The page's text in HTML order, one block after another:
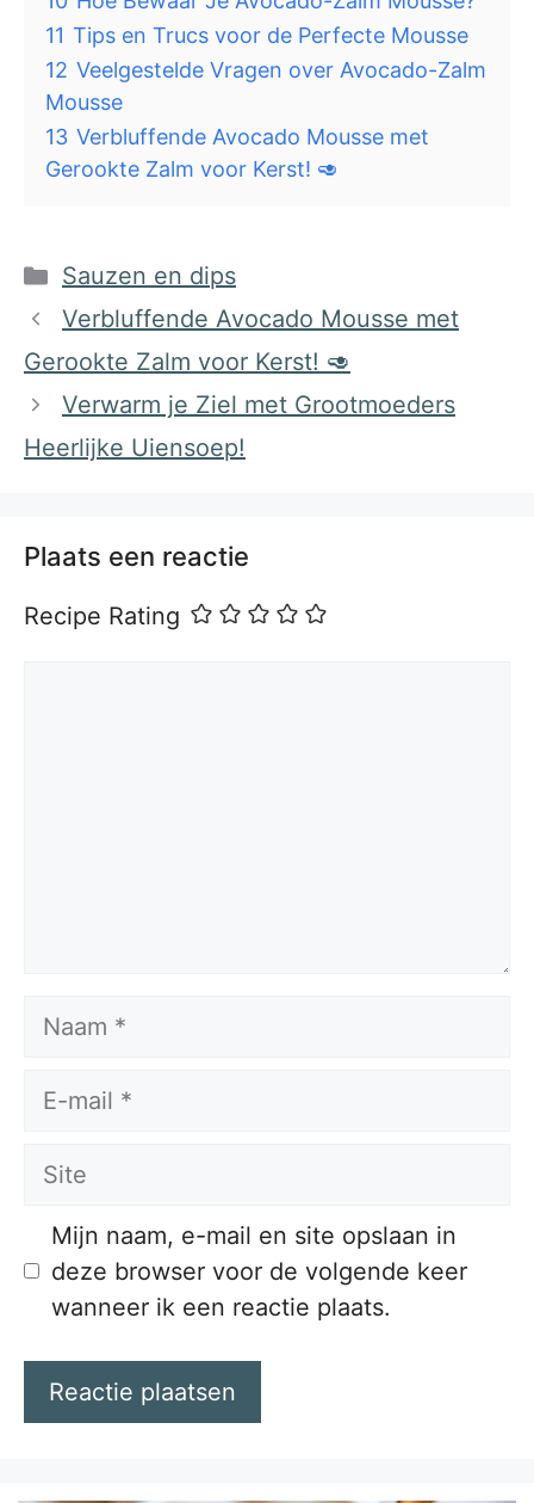
11 Tips en Trucs voor de Perfecte Mousse
12 Veelgestelde Vragen over Avocado-Zalm
Mousse
13 Verbluffende Avocado Mousse met
Gerookte Zalm voor Kerst! 🥑
Categorieën
Sauzen en dips
Verbluffende Avocado Mousse met
Gerookte Zalm voor Kerst! 🥑
Verwarm je Ziel met Grootmoeders
Heerlijke Uiensoep!
Plaats een reactie
Recipe Rating
Naam
E-
Site
Mijn naam, e-mail en site opslaan in
deze browser voor de volgende keer
wanneer ik een reactie plaats.